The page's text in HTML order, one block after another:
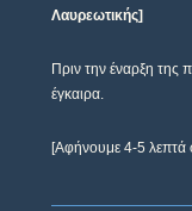
Λαυρεωτικής]
Πριν την έναρξη της
έγκαιρα.
[Αφήνουμε 4-5 λεπτά